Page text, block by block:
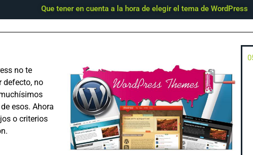
Que tener en cuenta a la hora de elegir el tema de WordPress
no te
defecto, no
esos. Ahora
o criterios